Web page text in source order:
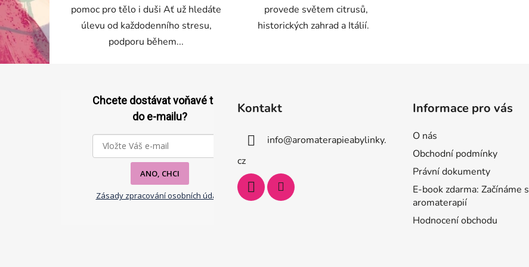
pomoc pro tělo i duši Ať už hledáte
úlevu od každodenního stresu,
podporu během...
provede světem citrusů,
historických zahrad a Itálií.
Chcete dostávat voňavé tipy
do e-mailu?
ANO, CHCI
Zásady zpracování osobních údajů
Kontakt
info@aromaterapieabylinky.
cz
Informace pro vás
O nás
Obchodní podmínky
Právní dokumenty
E-book zdarma: Začínáme s
aromaterapií
Hodnocení obchodu